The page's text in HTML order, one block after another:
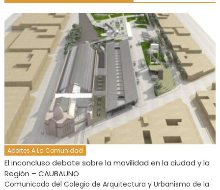
Aportes A La Comunidad
El inconcluso debate sobre la movilidad en la ciudad y la
Región – CAUBAUNO
Comunicado del Colegio de Arquitectura y Urbanismo de la